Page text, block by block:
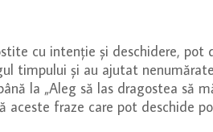
cu intenție și deschidere, pot
timpului și au ajutat
la „Aleg să las dragostea să
fraze care pot deschide